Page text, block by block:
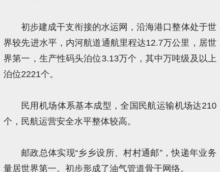
初步建成干支衔接的水运网，沿海港口整体处于世
界较先进水平，内河航道通航里程达12.7万公里，居世
界第一，生产性码头泊位3.13万个，其中万吨级及以上
泊位2221个。
民用机场体系基本成型，全国民航运输机场达210
个，民航运营安全水平整体较高。
邮政总体实现“乡乡设所、村村通邮”，快递年业务
量居世界第一。初步形成了油气管道骨干网络。